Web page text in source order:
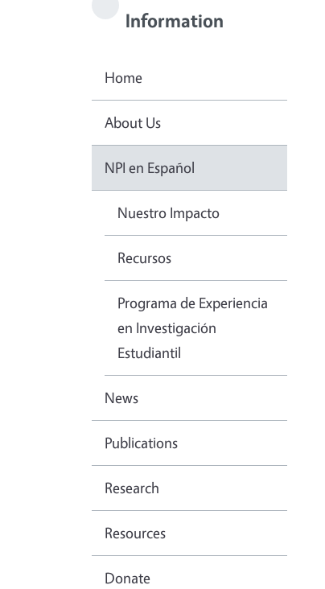
Information
Home
About Us
NPI en Español
Nuestro Impacto
Recursos
Programa de Experiencia
en Investigación
Estudiantil
News
Publications
Research
Resources
Donate